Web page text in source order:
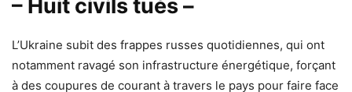
– Huit civils tués –
L’Ukraine subit des frappes russes quotidiennes, qui ont
notamment ravagé son infrastructure énergétique, forçant
à des coupures de courant à travers le pays pour faire face